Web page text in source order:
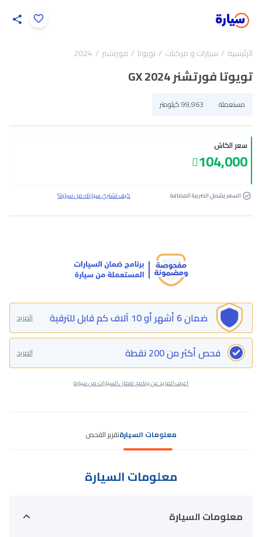
الرئيسية سيارات و مركبات تويوتا فورتشنر 2024
تويوتا فورتشنر GX 2024
مستعملة 99,963 كيلومتر
سعر الكاش
104,000
السعر يشمل الضريبة المضافة كيف تشتري سيارتك من سيارة؟
ضمان 6 أشهر أو 10 آلاف كم قابل للترقية المزيد
فحص أكثر من 200 نقطة المزيد
اعرف المزيد عن برنامج ضمان السيارات من سيارة
معلومات السيارةتقرير الفحص
معلومات السيارة
معلومات السيارة